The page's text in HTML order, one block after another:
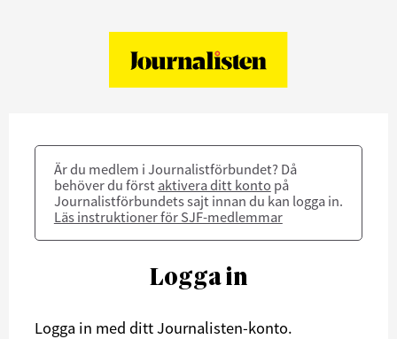
Är du medlem i Journalistförbundet? Då
behöver du först aktivera ditt konto på
Journalistförbundets sajt innan du kan logga in.
Läs instruktioner för SJF-medlemmar
Logga in
Logga in med ditt Journalisten-konto.